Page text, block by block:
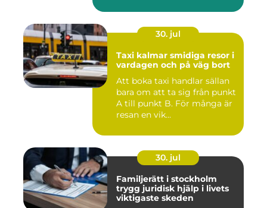
30. jul
Taxi kalmar smidiga resor i
vardagen och på väg bort
Att boka taxi handlar sällan
bara om att ta sig från punkt
A till punkt B. För många är
resan en vik...
30. jul
Familjerätt i stockholm
trygg juridisk hjälp i livets
viktigaste skeden